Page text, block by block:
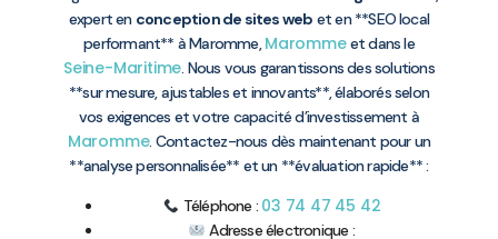
expert en conception de sites web et en **SEO local
performant** à Maromme,Marommeet dans le
Seine-Maritime. Nous vous garantissons des solutions
**sur mesure, ajustables et innovants**, élaborés selon
vos exigences et votre capacité d’investissement à
Maromme. Contactez-nous dès maintenant pour un
**analyse personnalisée** et un **évaluation rapide** :
Téléphone : 03 74 47 45 42
Adresse électronique :